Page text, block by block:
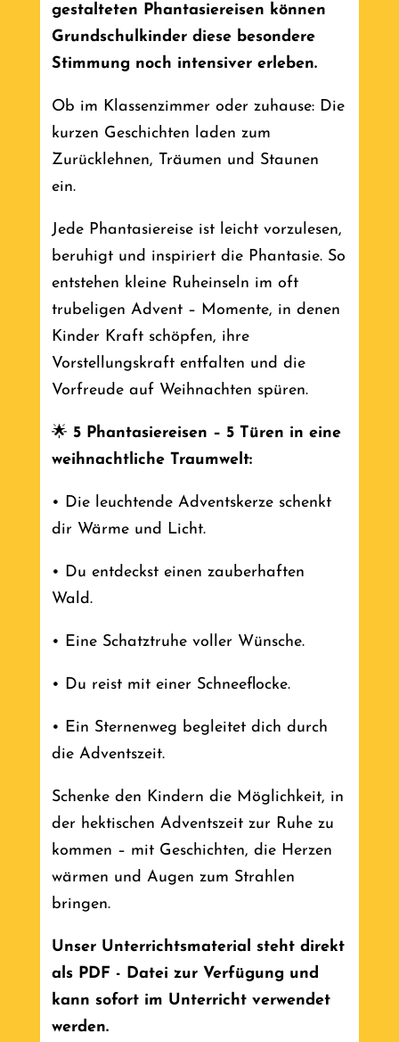
gestalteten Phantasiereisen können
Grundschulkinder diese besondere
Stimmung noch intensiver erleben.
Ob im Klassenzimmer oder zuhause: Die
kurzen Geschichten laden zum
Zurücklehnen, Träumen und Staunen
ein.
Jede Phantasiereise ist leicht vorzulesen,
beruhigt und inspiriert die Phantasie. So
entstehen kleine Ruheinseln im oft
trubeligen Advent – Momente, in denen
Kinder Kraft schöpfen, ihre
Vorstellungskraft entfalten und die
Vorfreude auf Weihnachten spüren.
🌟 5 Phantasiereisen – 5 Türen in eine
weihnachtliche Traumwelt:
• Die leuchtende Adventskerze schenkt
dir Wärme und Licht.
• Du entdeckst einen zauberhaften
Wald.
• Eine Schatztruhe voller Wünsche.
• Du reist mit einer Schneeflocke.
• Ein Sternenweg begleitet dich durch
die Adventszeit.
Schenke den Kindern die Möglichkeit, in
der hektischen Adventszeit zur Ruhe zu
kommen – mit Geschichten, die Herzen
wärmen und Augen zum Strahlen
bringen.
Unser Unterrichtsmaterial steht direkt
als PDF - Datei zur Verfügung und
kann sofort im Unterrichtverwendet
werden.